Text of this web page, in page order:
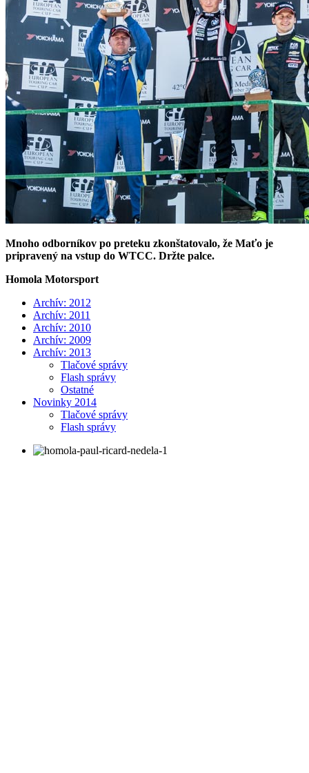
Mnoho odborníkov po preteku zkonštatovalo, že Maťo je
pripravený na vstup do WTCC. Držte palce.
Homola Motorsport
Archív: 2012
Archív: 2011
Archív: 2010
Archív: 2009
Archív: 2013
Tlačové správy
Flash správy
Ostatné
Novinky 2014
Tlačové správy
Flash správy